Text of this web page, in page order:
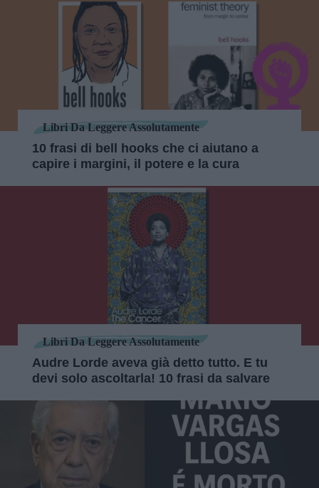
Libri Da Leggere Assolutamente
10 frasi di bell hooks che ci aiutano a
capire i margini, il potere e la cura
Libri Da Leggere Assolutamente
Audre Lorde aveva già detto tutto. E tu
devi solo ascoltarla! 10 frasi da salvare